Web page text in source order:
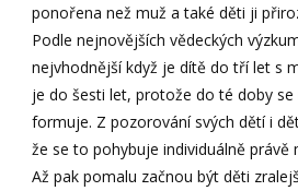
ponořena než muž a také děti ji
Podle nejnovějších vědeckých
nejvhodnější když je dítě do tří let s
je do šesti let, protože do té doby se
formuje. Z pozorování svých dětí i
že se to pohybuje individuálně právě
Až pak pomalu začnou být děti